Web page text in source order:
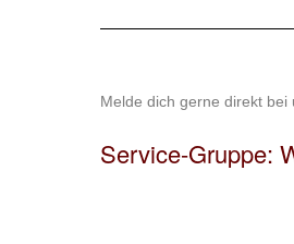
Melde dich gerne direkt
Service-Gruppe: